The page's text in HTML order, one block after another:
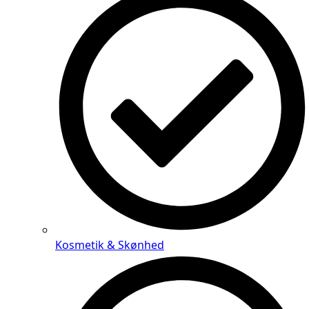
Kosmetik & Skønhed